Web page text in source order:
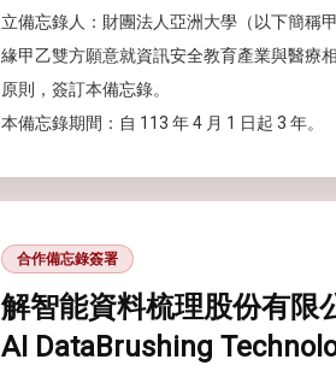
立備忘錄人：財團法人亞洲大學（以下簡稱
緣甲乙雙方願意就資訊安全教育產業與醫療
原則，簽訂本備忘錄。
本備忘錄期間：自 113 年 4 月 1 日起 3 年。
合作備忘錄簽署
解智能資料梳理股份有限
AI DataBrushing